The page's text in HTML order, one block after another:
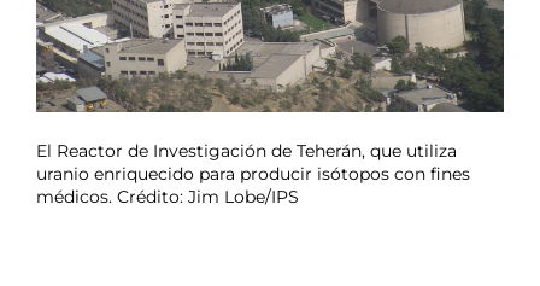
El Reactor de Investigación de Teherán, que utiliza
uranio enriquecido para producir isótopos con fines
médicos. Crédito: Jim Lobe/IPS